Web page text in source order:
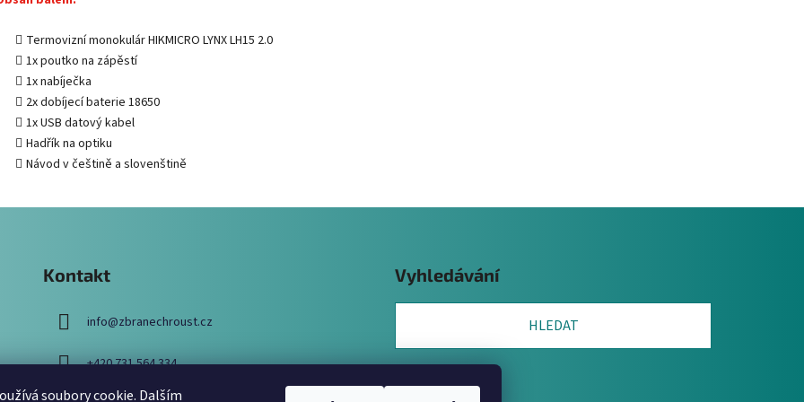
soubory cookie. Dalším
Termovizní monokulár HIKMICRO LYNX LH15 2.0
1x poutko na zápěstí
1x nabíječka
2x dobíjecí baterie 18650
1x USB datový kabel
Hadřík na optiku
Návod v češtině a slovenštině
Kontakt
info@zbranechroust.cz
+420 731 564 334
Vyhledávání
HLEDAT